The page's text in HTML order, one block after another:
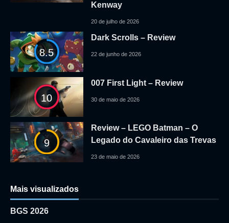
Kenway
20 de julho de 2026
8.5
Dark Scrolls – Review
22 de junho de 2026
10
007 First Light – Review
30 de maio de 2026
9
Review – LEGO Batman – O
Legado do Cavaleiro das Trevas
23 de maio de 2026
Mais visualizados
BGS 2026